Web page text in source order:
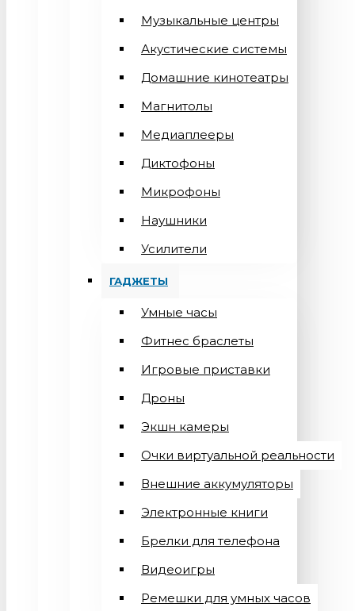
Музыкальные центры
Акустические системы
Домашние кинотеатры
Магнитолы
Медиаплееры
Диктофоны
Микрофоны
Наушники
Усилители
ГАДЖЕТЫ
Умные часы
Фитнес браслеты
Игровые приставки
Дроны
Экшн камеры
Очки виртуальной реальности
Внешние аккумуляторы
Электронные книги
Брелки для телефона
Видеоигры
Ремешки для умных часов